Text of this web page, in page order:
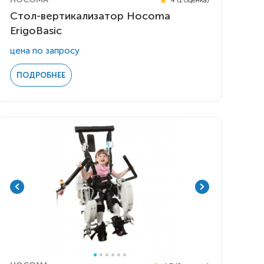
Стол-вертикализатор Hocoma
ErigoBasic
цена по запросу
ПОДРОБНЕЕ